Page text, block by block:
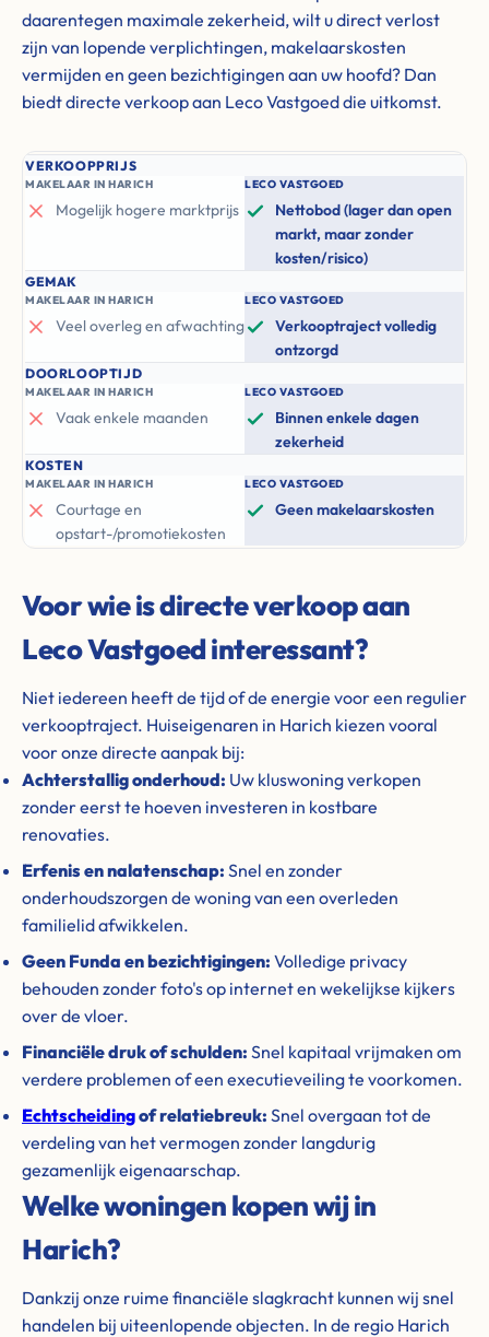
daarentegen maximale zekerheid, wilt u direct verlost
zijn van lopende verplichtingen, makelaarskosten
vermijden en geen bezichtigingen aan uw hoofd? Dan
biedt directe verkoop aan Leco Vastgoed die uitkomst.
VERKOOPPRIJS
MAKELAAR IN HARICH
Mogelijk hogere marktprijs
LECO VASTGOED
Nettobod (lager dan open
markt, maar zonder
kosten/risico)
GEMAK
MAKELAAR IN HARICH
Veel overleg en afwachting
LECO VASTGOED
Verkooptraject volledig
ontzorgd
DOORLOOPTIJD
MAKELAAR IN HARICH
Vaak enkele maanden
LECO VASTGOED
Binnen enkele dagen
zekerheid
KOSTEN
MAKELAAR IN HARICH
Courtage en
opstart-/promotiekosten
LECO VASTGOED
Geen makelaarskosten
Voor wie is directe verkoop aan
Leco Vastgoed interessant?
Niet iedereen heeft de tijd of de energie voor een regulier
verkooptraject. Huiseigenaren in Harich kiezen vooral
voor onze directe aanpak bij:
Achterstallig onderhoud: Uw kluswoning verkopen
zonder eerst te hoeven investeren in kostbare
renovaties.
Erfenis en nalatenschap: Snel en zonder
onderhoudszorgen de woning van een overleden
familielid afwikkelen.
Geen Funda en bezichtigingen: Volledige privacy
behouden zonder foto's op internet en wekelijkse kijkers
over de vloer.
Financiële druk of schulden: Snel kapitaal vrijmaken om
verdere problemen of een executieveiling te voorkomen.
Echtscheidingof relatiebreuk: Snel overgaan tot de
verdeling van het vermogen zonder langdurig
gezamenlijk eigenaarschap.
Welke woningen kopen wij in
Harich?
Dankzij onze ruime financiële slagkracht kunnen wij snel
handelen bij uiteenlopende objecten. In de regio Harich